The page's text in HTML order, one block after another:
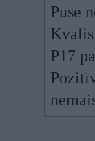
Puse
Kvalis
P17